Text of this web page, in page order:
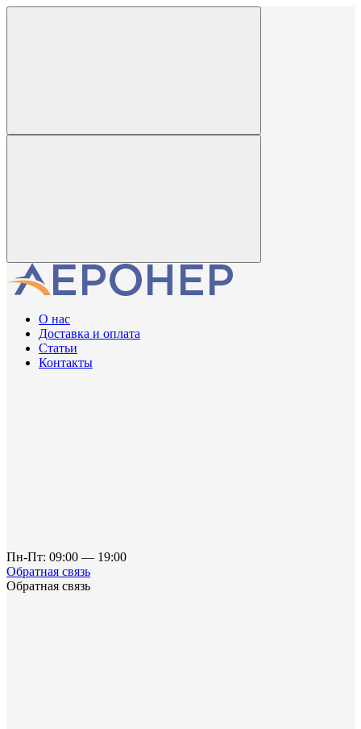
О нас
Доставка и оплата
Статьи
Контакты
Пн-Пт: 09:00 — 19:00
Обратная связь
Обратная связь